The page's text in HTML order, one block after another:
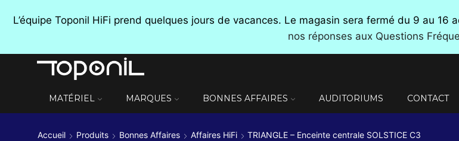
L’équipe Toponil HiFi prend quelques jours de vacances. Le magasin sera fermé du 9 au
nos réponses aux Questions
MATÉRIEL MARQUES BONNES AFFAIRES AUDITORIUMS CONTACT
Accueil Produits Bonnes Affaires Affaires HiFi TRIANGLE – Enceinte centrale SOLSTICE C3